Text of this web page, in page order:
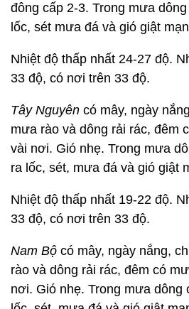
đông cấp 2-3. Trong mưa
lốc, sét mưa đá và gió giật
Nhiệt độ thấp nhất 24-27 độ.
33 độ, có nơi trên 33 độ.
Tây Nguyên có mây, ngày
mưa rào và dông rải rác, đêm
vài nơi. Gió nhẹ. Trong mưa
ra lốc, sét, mưa đá và gió giật
Nhiệt độ thấp nhất 19-22 độ.
33 độ, có nơi trên 33 độ.
Nam Bộ có mây, ngày nắng,
rào và dông rải rác, đêm có
nơi. Gió nhẹ. Trong mưa dông